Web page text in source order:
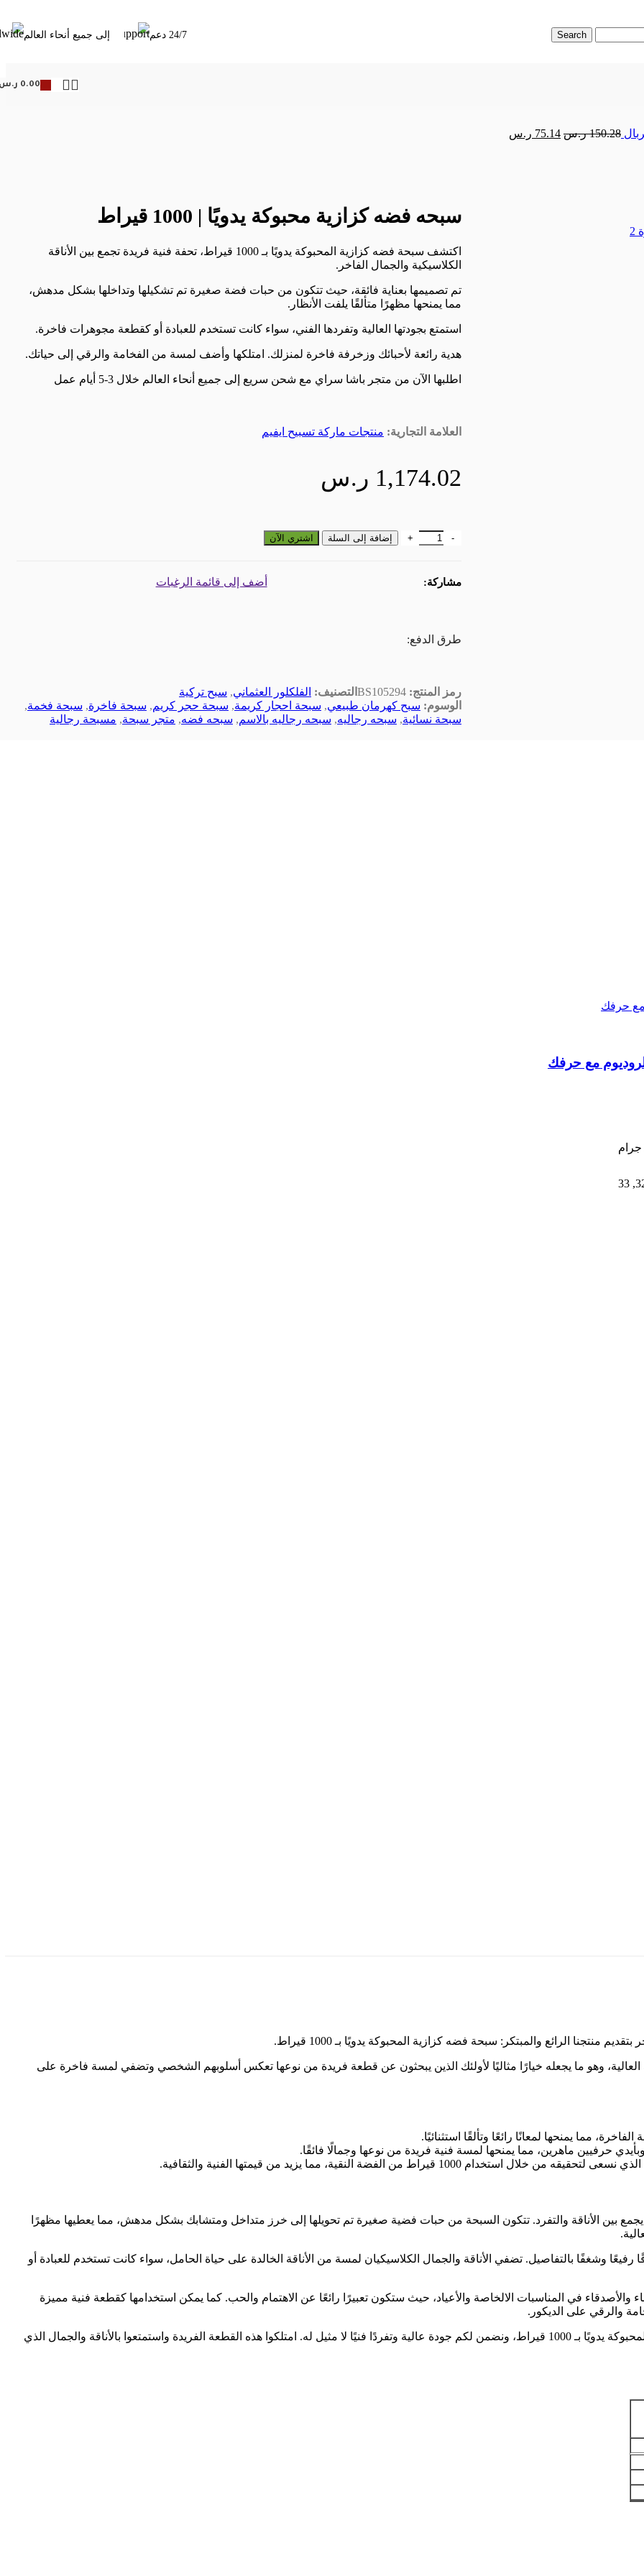
Search 24/7 دعم إلى جميع أنحاء العالم
0.00
150.28 ر.س السعر
75.14 ر.س
سبحه فضه كزازية محبوكة يدويًا | 1000 قيراط
اكتشف سبحة فضه كزازية المحبوكة يدويًا بـ 1000 قيراط، تحفة فنية فريدة تجمع بين الأناقة
الكلاسيكية والجمال الفاخر.
تم تصميمها بعناية فائقة، حيث تتكون من حبات فضة صغيرة تم تشكيلها وتداخلها بشكل مدهش،
مما يمنحها مظهرًا متألقًا يلفت الأنظار.
استمتع بجودتها العالية وتفردها الفني، سواء كانت تستخدم للعبادة أو كقطعة مجوهرات فاخرة.
هدية رائعة لأحبائك وزخرفة فاخرة لمنزلك. امتلكها وأضف لمسة من الفخامة والرقي إلى حياتك.
اطلبها الآن من متجر باشا سراي مع شحن سريع إلى جميع أنحاء العالم خلال 3-5 أيام عمل
العلامة التجارية: منتجات ماركة تسبيح ايفيم
1,174.02 ر.س
كمية سبحه فضه كزازية محبوكة يدويًا | 1000 قيراط
إضافة إلى السلة اشتري الآن
أضف إلى قائمة الرغبات مشاركة:
طرق الدفع:
رمز المنتج: BS105294 التصنيف: الفلكلور العثماني, سبح تركية
الوسوم: سبح كهرمان طبيعي, سبحة احجار كريمة, سبحة حجر كريم, سبحة فاخرة, سبحة فخمة,
سبحة نسائية, سبحه رجاليه, سبحه رجاليه بالاسم, سبحه فضه, متجر سبحة, مسبحة رجالية
,
33
الرائع والمبتكر: سبحة فضه كزازية المحبوكة يدويًا بـ 1000 قيراط.
العالية، وهو ما يجعله خيارًا مثاليًا لأولئك الذين يبحثون عن قطعة فريدة من نوعها تعكس أسلوبهم الشخصي وتضفي لمسة فاخرة على
مما يمنحها لمعانًا رائعًا وتألقًا استثنائيًا.
حرفيين ماهرين، مما يمنحها لمسة فنية فريدة من نوعها وجمالًا فائقًا.
قيراط من الفضة النقية، مما يزيد من قيمتها الفنية والثقافية.
المحبوكة يدويًا بـ 1000 قيراط بتصميم رائع يجمع بين الأناقة والتفرد. تتكون السبحة من حبات فضية صغيرة تم تحويلها إلى خرز متداخل ومتشابك بشكل مدهش، مما يعطيها مظهرًا
وشغفًا بالتفاصيل. تضفي الأناقة والجمال الكلاسيكيان لمسة من الأناقة الخالدة على حياة الحامل، سواء كانت تستخدم للعبادة أو
1000 قيراط هي هدية مثالية للأحباء والأصدقاء في المناسبات الالخاصة والأعياد، حيث ستكون تعبيرًا رائعًا عن الاهتمام والحب. كما يمكن استخدامها كقطعة فنية مميزة
والرقي على الديكور.
نحن في متجر باشا سراي نفخر بتقديم هذه السبحة الفضية الكزازية المحبوكة يدويًا بـ 1000 قيراط، ونضمن لكم جودة عالية وتفردًا فنيًا لا مثيل له. امتلكوا هذه القطعة الفريدة واستمتعوا بالأناقة والجمال الذي